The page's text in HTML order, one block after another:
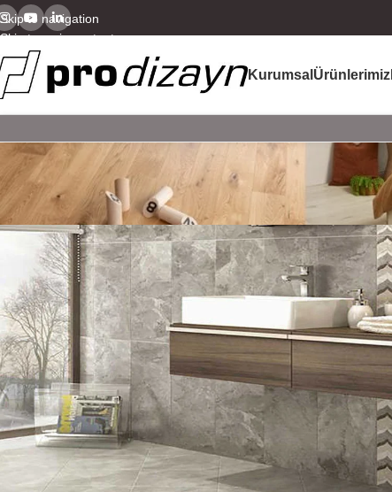
Skip to navigation
Skip to main content
Kurumsal Ürünlerimiz